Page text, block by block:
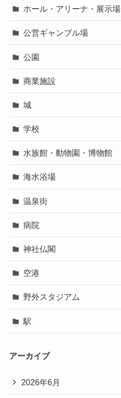
ホール・アリーナ・展示場
公営ギャンブル場
公園
商業施設
城
学校
水族館・動物園・博物館
海水浴場
温泉街
病院
神社仏閣
空港
野外スタジアム
駅
アーカイブ
2026年6月